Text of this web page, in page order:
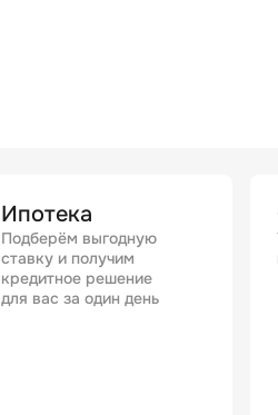
Ипотека
Подберём выгодную
ставку и получим
кредитное решение
для вас за один день